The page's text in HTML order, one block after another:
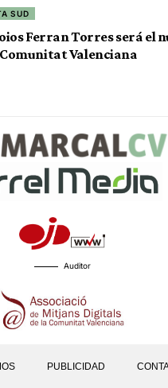
SUD
Ferran Torres será el
Valenciana
Auditor
PUBLICIDAD